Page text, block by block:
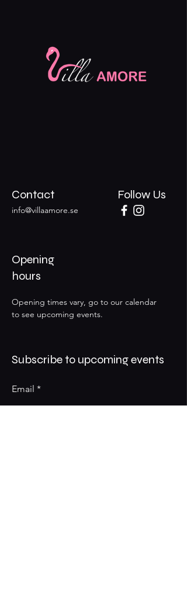
Contact
info@villaamore.se
Follow Us
Opening
hours
Opening times vary, go to our calendar
to see upcoming events.
Subscribe to upcoming events
Email